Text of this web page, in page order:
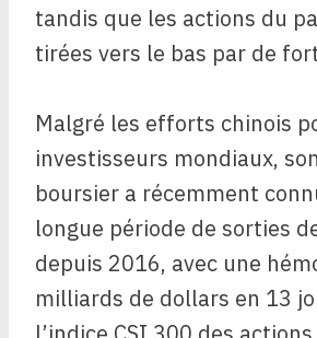
tandis que les actions du
tirées vers le bas par de
Malgré les efforts chinois
investisseurs mondiaux,
boursier a récemment
longue période de sorties
depuis 2016, avec une
milliards de dollars en 13